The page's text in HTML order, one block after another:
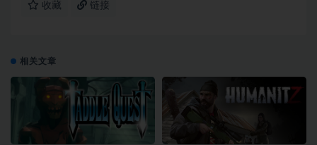
收藏 链接
相关文章